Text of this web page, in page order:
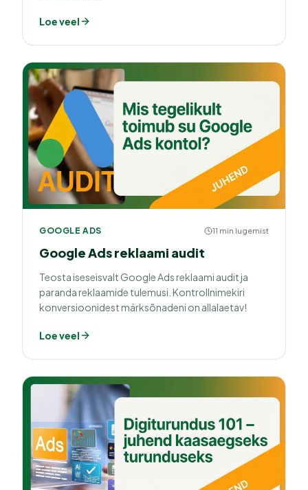
Loe veel
GOOGLE ADS 11 min lugemist
Google Ads reklaami audit
Teosta iseseisvalt Google Ads reklaami audit ja
paranda reklaamide tulemusi. Kontrollnimekiri
konversioonidest märksõnadeni on allalaetav!
Loe veel